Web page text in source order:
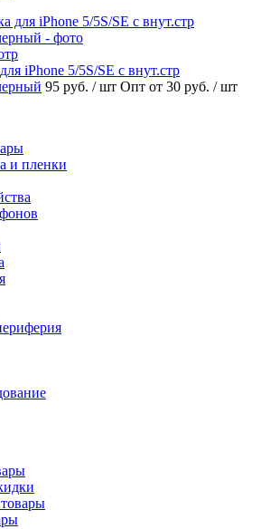
iPhone 5/5S/SE с внут.стр
95 руб. / шт Опт от 30 руб. / шт
и пленки